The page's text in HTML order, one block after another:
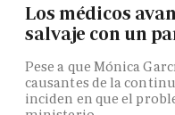
Los médicos
salvaje con un
Pese a que Mónica
causantes de la
inciden en que el